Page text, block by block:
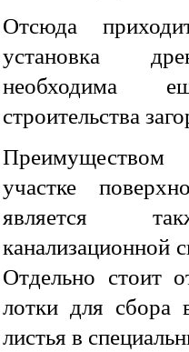
Отсюда
установка
необходима
строительства
Преимуществом
участке
является
канализационной
Отдельно стоит
лотки для сбора
листья в